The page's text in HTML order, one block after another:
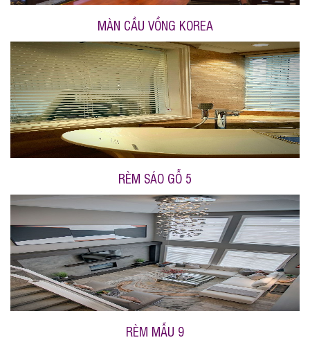
MÀN CẦU VỒNG KOREA
RÈM SÁO GỖ 5
RÈM MẪU 9